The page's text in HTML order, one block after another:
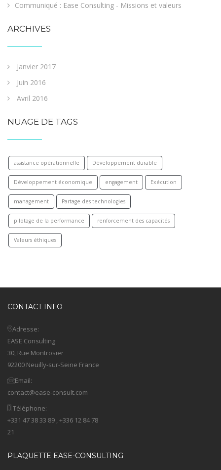
Communiqué : Ease Consulting - Missions et valeurs
ARCHIVES
Janvier 2017
Juin 2016
Avril 2016
NUAGE DE TAGS
assistance opérationnelle Développement durable
Développement économique engagement Exécution
management Partage des technologies
pilotage de la performance renforcement des capacités
Valeurs éthiques
CONTACT INFO
Adresse:
EASE Consulting
30, Rue Montrosier
92200 Neuilly-sur-Seine France
Email:
contact@ease-consult.com
Téléphone:
+331 47 38 33 89 , +336 12 84 78
21
PLAQUETTE EASE-CONSULTING